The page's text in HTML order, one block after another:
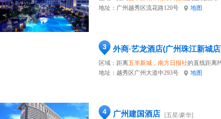
地址： 广州越秀区流花路120号 地图
3 外商·艺龙酒店(广州珠江新城
区域：距离五羊新城，南方日报社的直线距离
地址： 越秀区广州大道中293号 地图
4 广州建国酒店
[五星/豪华]